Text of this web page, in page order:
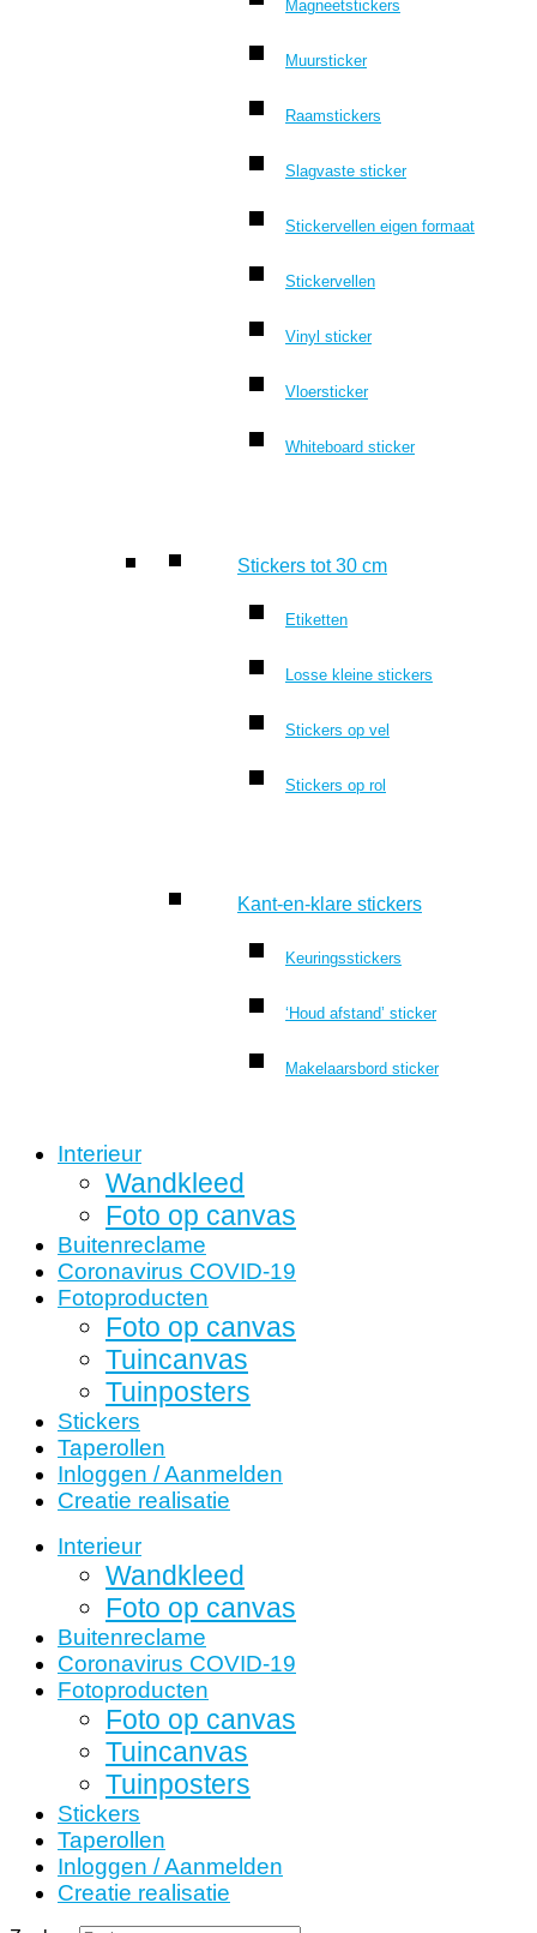
Magneetstickers
Muursticker
Raamstickers
Slagvaste sticker
Stickervellen eigen formaat
Stickervellen
Vinyl sticker
Vloersticker
Whiteboard sticker
Stickers tot 30 cm
Etiketten
Losse kleine stickers
Stickers op vel
Stickers op rol
Kant-en-klare stickers
Keuringsstickers
‘Houd afstand’ sticker
Makelaarsbord sticker
Interieur
Wandkleed
Foto op canvas
Buitenreclame
Coronavirus COVID-19
Fotoproducten
Foto op canvas
Tuincanvas
Tuinposters
Stickers
Taperollen
Inloggen / Aanmelden
Creatie realisatie
Interieur
Wandkleed
Foto op canvas
Buitenreclame
Coronavirus COVID-19
Fotoproducten
Foto op canvas
Tuincanvas
Tuinposters
Stickers
Taperollen
Inloggen / Aanmelden
Creatie realisatie